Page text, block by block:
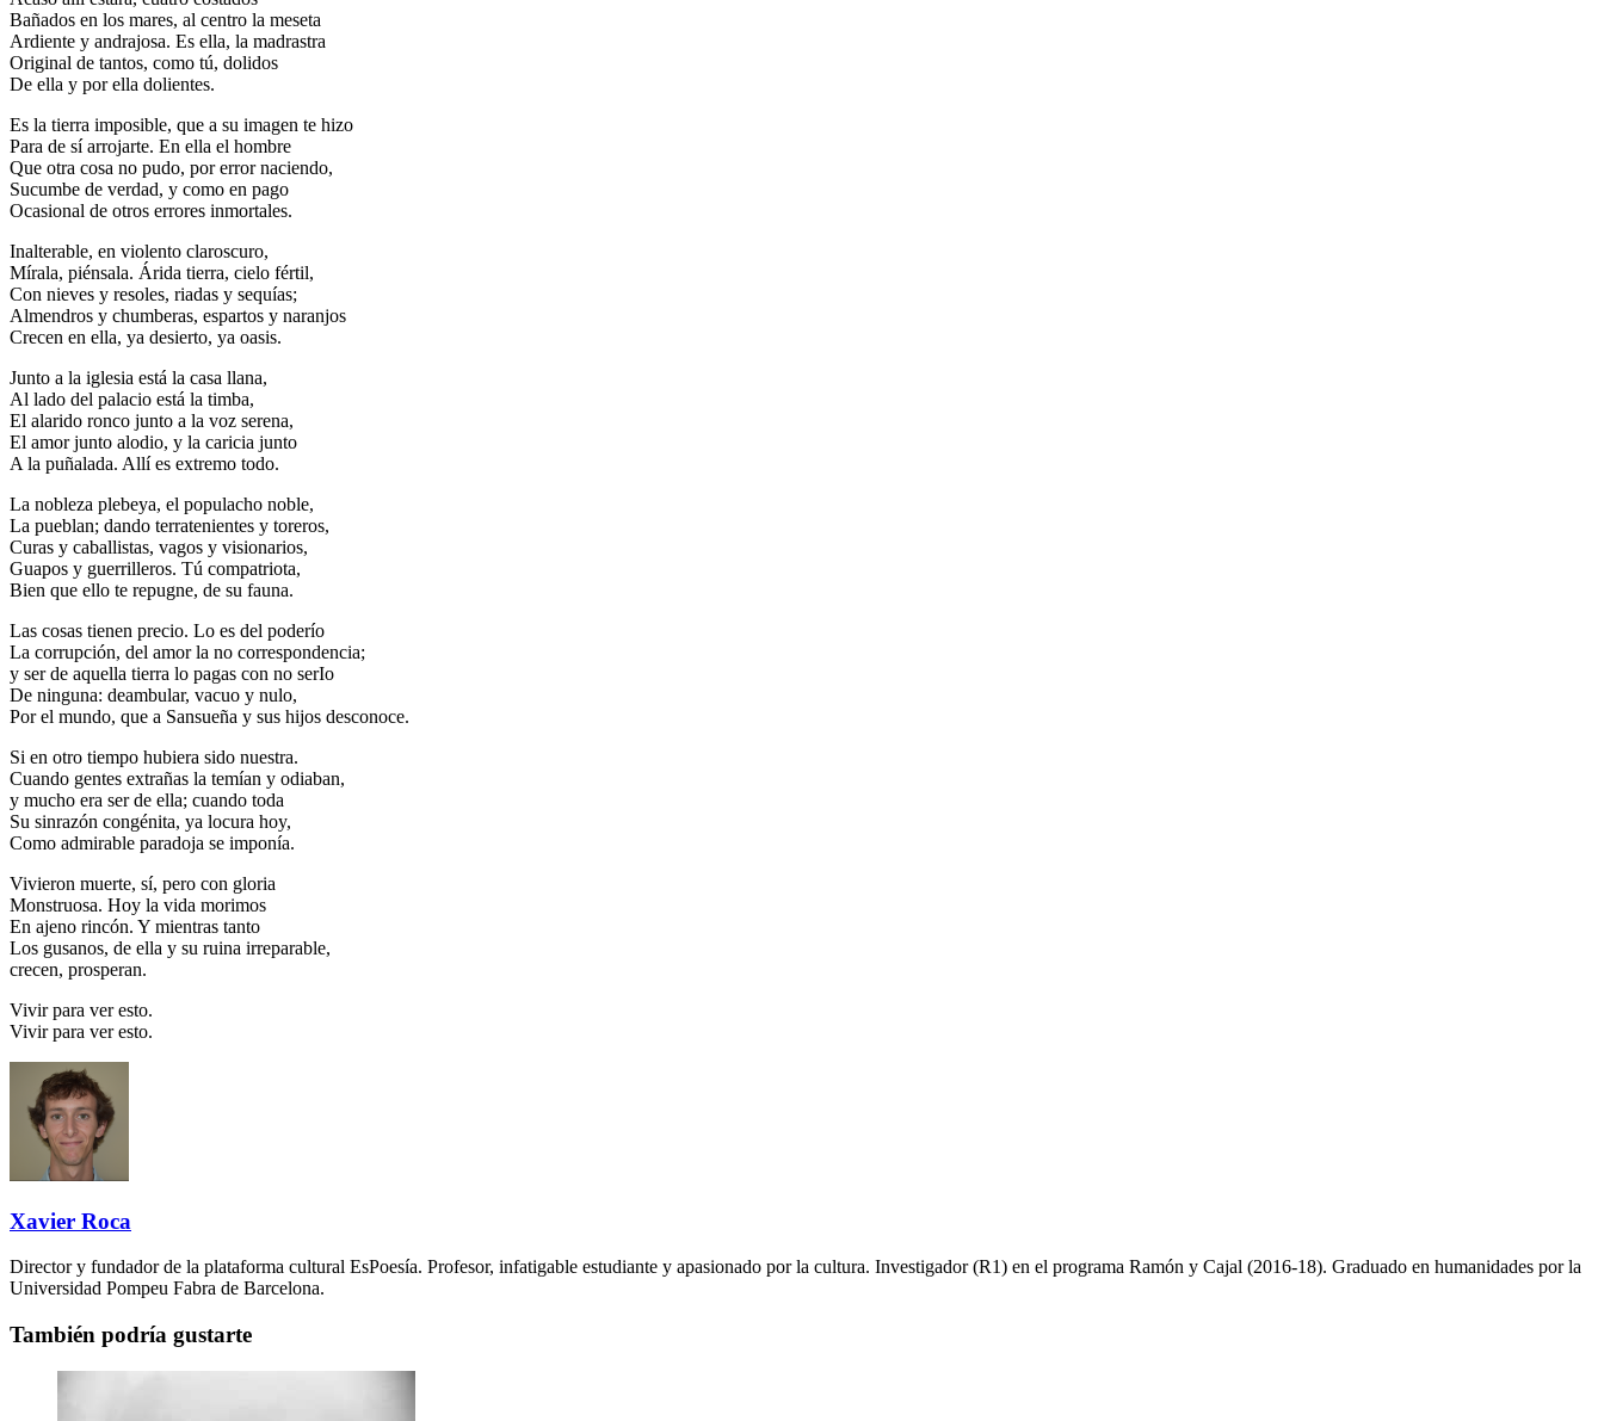
Bañados en los mares, al centro la meseta
Ardiente y andrajosa. Es ella, la madrastra
Original de tantos, como tú, dolidos
De ella y por ella dolientes.
Es la tierra imposible, que a su imagen te hizo
Para de sí arrojarte. En ella el hombre
Que otra cosa no pudo, por error naciendo,
Sucumbe de verdad, y como en pago
Ocasional de otros errores inmortales.
Inalterable, en violento claroscuro,
Mírala, piénsala. Árida tierra, cielo fértil,
Con nieves y resoles, riadas y sequías;
Almendros y chumberas, espartos y naranjos
Crecen en ella, ya desierto, ya oasis.
Junto a la iglesia está la casa llana,
Al lado del palacio está la timba,
El alarido ronco junto a la voz serena,
El amor junto alodio, y la caricia junto
A la puñalada. Allí es extremo todo.
La nobleza plebeya, el populacho noble,
La pueblan; dando terratenientes y toreros,
Curas y caballistas, vagos y visionarios,
Guapos y guerrilleros. Tú compatriota,
Bien que ello te repugne, de su fauna.
Las cosas tienen precio. Lo es del poderío
La corrupción, del amor la no correspondencia;
y ser de aquella tierra lo pagas con no serIo
De ninguna: deambular, vacuo y nulo,
Por el mundo, que a Sansueña y sus hijos desconoce.
Si en otro tiempo hubiera sido nuestra.
Cuando gentes extrañas la temían y odiaban,
y mucho era ser de ella; cuando toda
Su sinrazón congénita, ya locura hoy,
Como admirable paradoja se imponía.
Vivieron muerte, sí, pero con gloria
Monstruosa. Hoy la vida morimos
En ajeno rincón. Y mientras tanto
Los gusanos, de ella y su ruina irreparable,
crecen, prosperan.
Vivir para ver esto.
Vivir para ver esto.
Xavier Roca
Director y fundador de la plataforma cultural EsPoesía. Profesor, infatigable estudiante y apasionado por la cultura. Investigador (R1) en el programa Ramón y Cajal (2016-18). Graduado en humanidades por la
Universidad Pompeu Fabra de Barcelona.
También podría gustarte